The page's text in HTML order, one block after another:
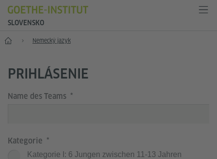
SLOVENSKO
Štart Nemecký jazyk
PRIHLÁSENIE
Name des Teams
Kategorie
Kategorie I: 6 Jungen zwischen 11-13 Jahren